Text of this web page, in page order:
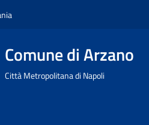
Comune di Arzano
Città Metropolitana di Napoli